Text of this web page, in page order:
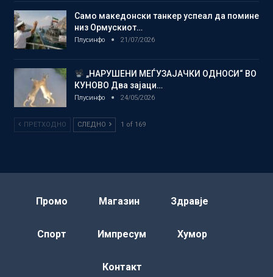
Само македонски танкер успеал да помине
низ Ормускиот…
Плусинфо 21/07/2026
„НАРУШЕНИ МЕЃУЗАЈАЧКИ ОДНОСИ“ ВО
КУНОВО Два зајаци…
Плусинфо 24/05/2026
ПРЕТХОДНО СЛЕДНО 1 of 169
Промо Магазин Здравје
Спорт Импресум Хумор
Контакт